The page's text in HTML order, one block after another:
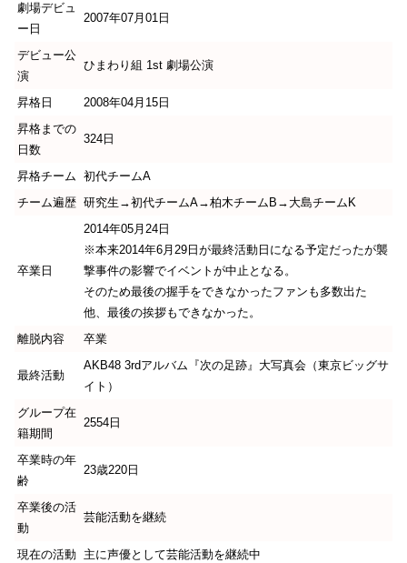
劇場デビュ
ー日
2007年07月01日
デビュー公
演
ひまわり組 1st 劇場公演
昇格日
2008年04月15日
昇格までの
日数
324日
昇格チーム 初代チームA
チーム遍歴 研究生→初代チームA→柏木チームB→大島チームK
卒業日
2014年05月24日
※本来2014年6月29日が最終活動日になる予定だったが襲
撃事件の影響でイベントが中止となる。
そのため最後の握手をできなかったファンも多数出た
他、最後の挨拶もできなかった。
離脱内容
卒業
最終活動
AKB48 3rdアルバム『次の足跡』大写真会（東京ビッグサ
イト）
グループ在
籍期間
2554日
卒業時の年
齢
23歳220日
卒業後の活
動
芸能活動を継続
現在の活動 主に声優として芸能活動を継続中